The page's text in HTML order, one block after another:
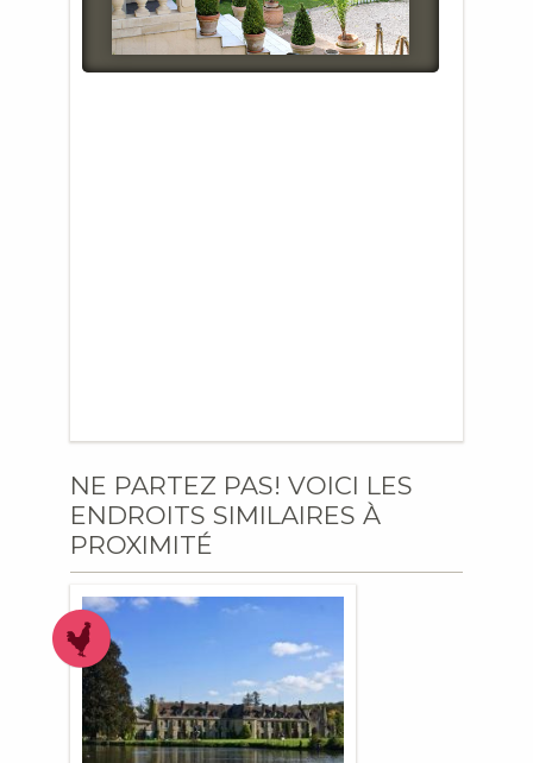
NE PARTEZ PAS! VOICI LES
ENDROITS SIMILAIRES À
PROXIMITÉ